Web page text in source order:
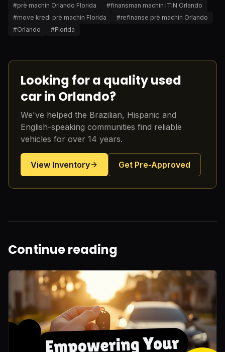
#prè machin Orlando Florida #finansman machin ITIN Orlando
#move kredi prè machin Florida #refinanse prè machin Orlando
#Orlando #Florida
Looking for a quality used
car in Orlando?
We've helped the Brazilian, Hispanic and
English-speaking communities find reliable
vehicles for over 14 years.
View Inventory Get Pre-Approved
Continue reading